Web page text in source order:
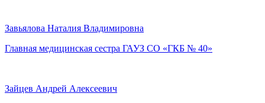
Завьялова Наталия Владимировна
Главная медицинская сестра ГАУЗ СО «ГКБ № 40»
Зайцев Андрей Алексеевич